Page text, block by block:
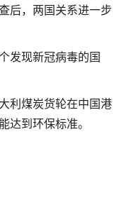
后，两国关系进一步
发现新冠病毒的国
利煤炭货轮在中国港
达到环保标准。